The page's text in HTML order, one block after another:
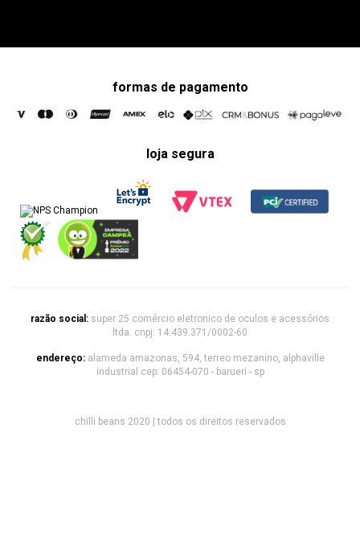
formas de pagamento
loja segura
razão social: super 25 comércio eletronico de oculos e acessórios
ltda. cnpj: 14.439.371/0002-60
endereço: alameda amazonas, 594, terreo mezanino, alphaville
industrial cep: 06454-070 - barueri - sp
chilli beans 2020 | todos os direitos reservados